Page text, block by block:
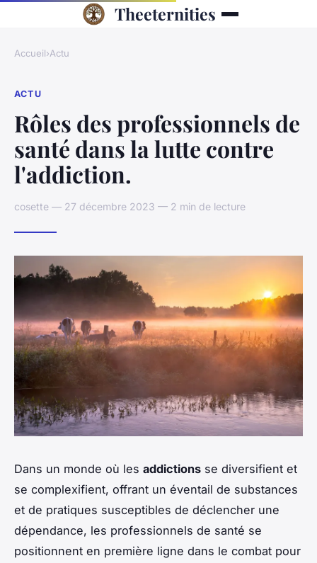
Theeternities
Accueil›Actu
ACTU
Rôles des professionnels de
santé dans la lutte contre
l'addiction.
cosette — 27 décembre 2023 — 2 min de lecture
Dans un monde où les addictions se diversifient et
se complexifient, offrant un éventail de substances
et de pratiques susceptibles de déclencher une
dépendance, les professionnels de santé se
positionnent en première ligne dans le combat pour